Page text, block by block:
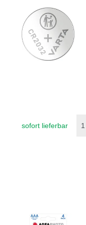
sofort lieferbar